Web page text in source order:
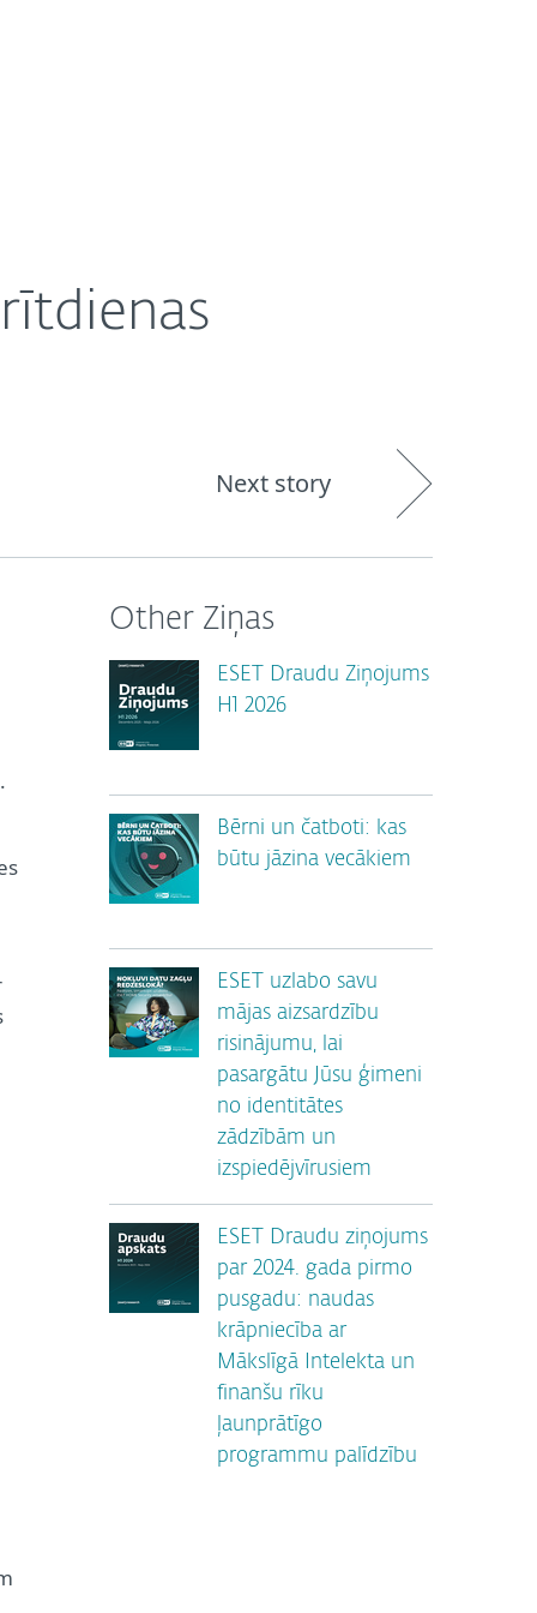
Next story
Other Ziņas
ESET Draudu Ziņojums
H1 2026
Bērni un čatboti: kas
būtu jāzina vecākiem
ESET uzlabo savu
mājas aizsardzību
risinājumu, lai
pasargātu Jūsu ģimeni
no identitātes
zādzībām un
izspiedējvīrusiem
ESET Draudu ziņojums
par 2024. gada pirmo
pusgadu: naudas
krāpniecība ar
Mākslīgā Intelekta un
finanšu rīku
ļaunprātīgo
programmu palīdzību